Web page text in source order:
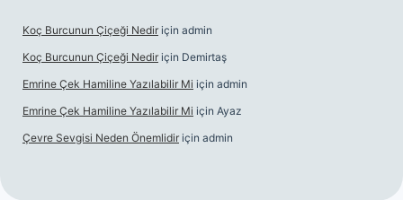
Koç Burcunun Çiçeği Nedir için admin
Koç Burcunun Çiçeği Nedir için Demirtaş
Emrine Çek Hamiline Yazılabilir Mi için admin
Emrine Çek Hamiline Yazılabilir Mi için Ayaz
Çevre Sevgisi Neden Önemlidir için admin